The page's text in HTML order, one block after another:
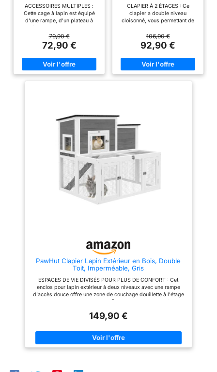
lapin est incroyablement
facile et intuitif
Dimensions totales : 123,5L
x 62,6l x 92,5H cm.
Assemblage requis. NOTE :
L'acheteur doit déterminer le
nombre d'animaux de
Étages 90 x 45 x 80 cm
ACCESSOIRES MULTIPLES :
Cette cage à lapin est équipé
d'une rampe, d'un plateau à
ouvrant, d'un espace jardin
clos, ainsi que d'un espace
intérieur doté d'une porte avec
loquet pour une accessibilité
optimale CAPACITÉ
CONFORTABLE : Ce clapier à
L'entrée est facile grâce à son
ouverture par le haut et ses
IMPERMÉABLE : Cette cage à
lapin dispose d'un toit ouvrant
couvert de feutre bitumé vert,
conçu pour offrir une excellente
imperméabilité NETTOYAGE
FACILE : Grâce à son plateau
coulissant, le nettoyage de cette
cage à lapins est
incroyablement simple et intuitif.
BOIS SAIN : Fabriqué en bois
79,90 €
72,90 €
Ouvrant 90L x 45l x 90H
cm
CLAPIER À 2 ÉTAGES : Ce
clapier a double niveau
cloisonné, vous permettant de
animaux (convient aussi pour
les cochons d'inde, Chinchilla,
poulets, lapins nains, etc)
DESIGN SEMI-FERMÉ : Cage à
lapins avec un côté fermée, qui
est conçu pour l'intimité et le
extérieur en bois dotée de 2
portes en bois et 2 portes en fer
optimale. Portes verrouillables
avec loquets assurent la
sécurité MATÉRIAUX DE
QUALITÉ : Enclos à lapin
d'extérieur fabriqué en bois de
sapin verni et toit en feutre
bitumé vert pour une meilleure
106,90 €
92,90 €
PawHut Clapier Lapin Extérieur en Bois, Double
Toit, Imperméable, Gris
ESPACES DE VIE DIVISÉS POUR PLUS DE CONFORT : Cet
enclos pour lapin extérieur à deux niveaux avec une rampe
d'accès douce offre une zone de couchage douillette à l'étage
et un enclos spacieux de 0,7 m² en dessous, laissant à vos
gambade PROTECTION TOUTES SAISONS : Doté d'un toit en
enclos extérieur protège vos animaux du soleil et de la pluie.
Placez-le dans le jardin, sur la terrasse ou à l'intérieur pour
garder vos lapins en sécurité, au sec et confortables toute
149,90 €